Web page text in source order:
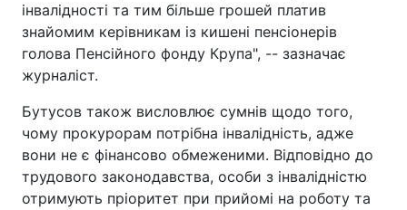
інвалідності та тим більше грошей платив
знайомим керівникам із кишені пенсіонерів
голова Пенсійного фонду Крупа", -- зазначає
журналіст.
Бутусов також висловлює сумнів щодо того,
чому прокурорам потрібна інвалідність, адже
вони не є фінансово обмеженими. Відповідно до
трудового законодавства, особи з інвалідністю
отримують пріоритет при прийомі на роботу та